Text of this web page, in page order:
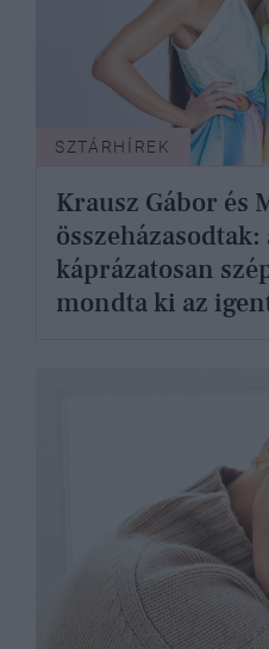
SZTÁRHÍREK
Krausz Gábor és
káprázatosan
mondta ki az